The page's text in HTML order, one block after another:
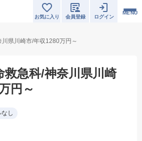
MENU
お気に入り 会員登録 ログイン
川県川崎市/年収1280万円～
救急科/神奈川県川崎
円～
し